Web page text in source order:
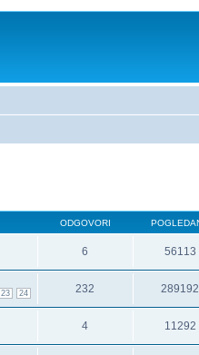
ODGOVORI
6 56113
23 24 232 289192
4 11292